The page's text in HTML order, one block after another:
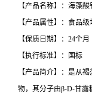
【产品名称】：海藻
【产品属性】：食品级
【保质日期】：24个月
【执行标准】：国标
【产品简介】：是从
物，其分子由β-D-甘露